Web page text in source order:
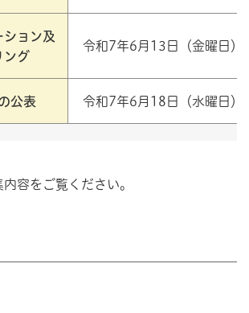
ション及
ング
令和7年6月13日（金曜日）
公表 令和7年6月18日（水曜日）
容をご覧ください。